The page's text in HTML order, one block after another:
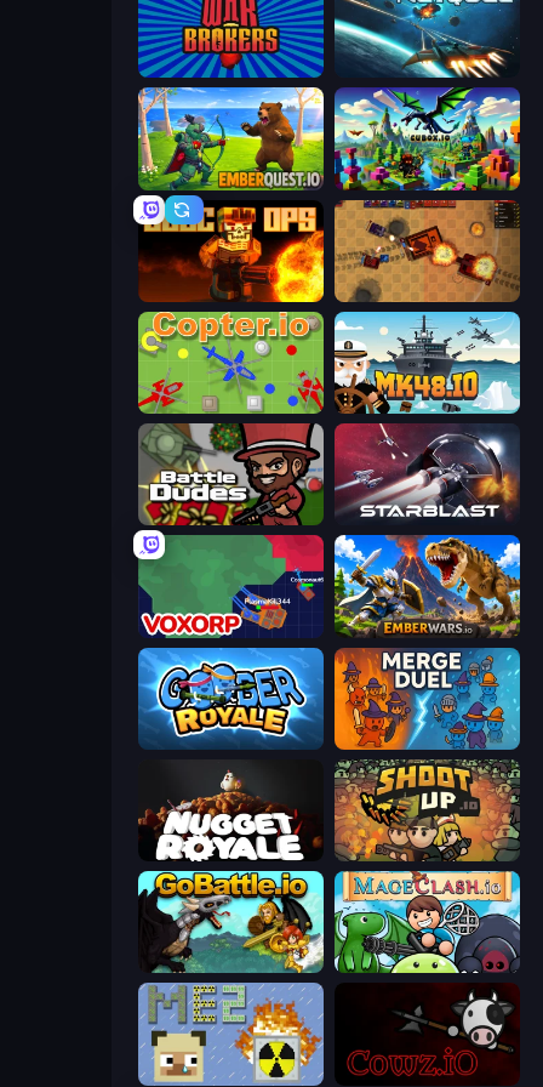
War Brokers Netquel
EmberQuest.io Cubox.io
BLOCOPS Tanko.io
Copter.io Mk48.io
BattleDudes.io StarBlast
Voxorp EmberWars.io
Goober Royale MergeDuel.io
Nugget Royale Shootup.io
GoBattle.io Mageclash.io
MineEnergy2 cowz.io